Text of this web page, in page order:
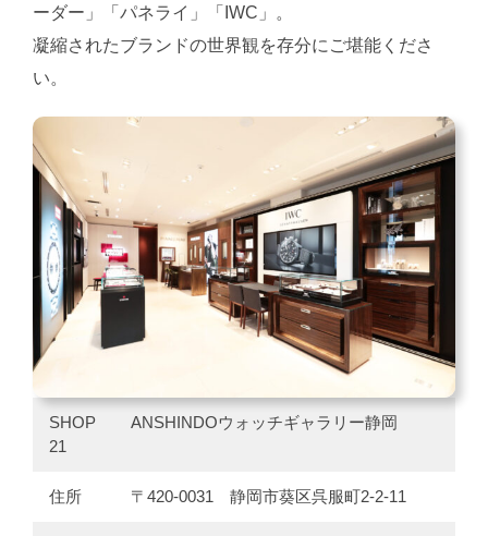
ーダー」「パネライ」「IWC」。
凝縮されたブランドの世界観を存分にご堪能くださ
い。
SHOP
21
ANSHINDOウォッチギャラリー静岡
住所 〒420-0031 静岡市葵区呉服町2-2-11